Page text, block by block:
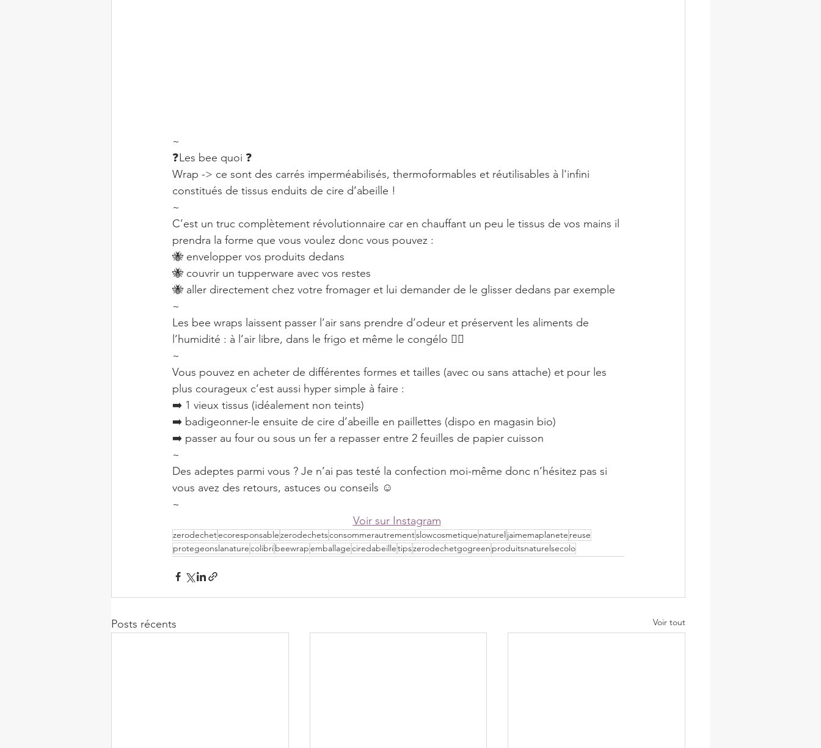
~
❓Les bee quoi ❓
Wrap -> ce sont des carrés imperméabilisés, thermoformables et réutilisables à l'infini
constitués de tissus enduits de cire d’abeille !
~
C’est un truc complètement révolutionnaire car en chauffant un peu le tissus de vos mains il
prendra la forme que vous voulez donc vous pouvez :
🐝 envelopper vos produits dedans
🐝 couvrir un tupperware avec vos restes
🐝 aller directement chez votre fromager et lui demander de le glisser dedans par exemple
~
Les bee wraps laissent passer l’air sans prendre d’odeur et préservent les aliments de
l’humidité : à l’air libre, dans le frigo et même le congélo 👌🏻
~
Vous pouvez en acheter de différentes formes et tailles (avec ou sans attache) et pour les
plus courageux c’est aussi hyper simple à faire :
➡️ 1 vieux tissus (idéalement non teints)
➡️ badigeonner-le ensuite de cire d’abeille en paillettes (dispo en magasin bio)
➡️ passer au four ou sous un fer a repasser entre 2 feuilles de papier cuisson
~
Des adeptes parmi vous ? Je n’ai pas testé la confection moi-même donc n’hésitez pas si
vous avez des retours, astuces ou conseils ☺️
~
Voir sur Instagram
zerodechetecoresponsablezerodechetsconsommerautrementslowcosmetique naturel jaimemaplanete reuse
protegeonslanaturecolibribeewrapemballageciredabeilletipszerodechetgogreen produitsnaturelsecolo
Posts récents Voir tout